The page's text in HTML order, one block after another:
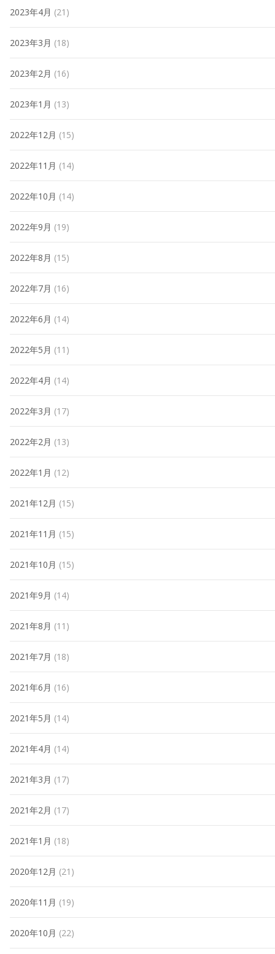
2023年4月 (21)
2023年3月 (18)
2023年2月 (16)
2023年1月 (13)
2022年12月 (15)
2022年11月 (14)
2022年10月 (14)
2022年9月 (19)
2022年8月 (15)
2022年7月 (16)
2022年6月 (14)
2022年5月 (11)
2022年4月 (14)
2022年3月 (17)
2022年2月 (13)
2022年1月 (12)
2021年12月 (15)
2021年11月 (15)
2021年10月 (15)
2021年9月 (14)
2021年8月 (11)
2021年7月 (18)
2021年6月 (16)
2021年5月 (14)
2021年4月 (14)
2021年3月 (17)
2021年2月 (17)
2021年1月 (18)
2020年12月 (21)
2020年11月 (19)
2020年10月 (22)